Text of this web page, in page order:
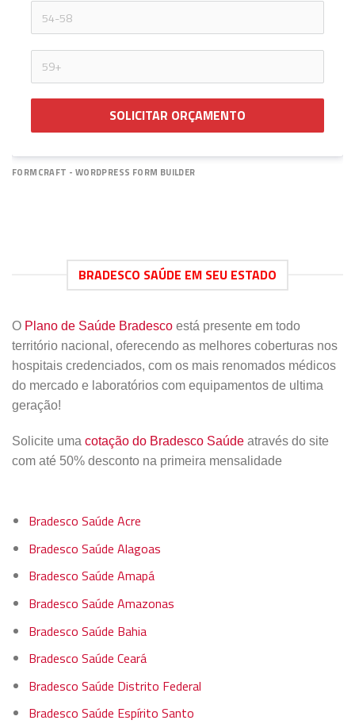
SOLICITAR ORÇAMENTO
FORMCRAFT - WORDPRESS FORM BUILDER
BRADESCO SAÚDE EM SEU ESTADO
O Plano de Saúde Bradesco está presente em todo
território nacional, oferecendo as melhores coberturas nos
hospitais credenciados, com os mais renomados médicos
do mercado e laboratórios com equipamentos de ultima
geração!
Solicite uma cotação do Bradesco Saúde através do site
com até 50% desconto na primeira mensalidade
Bradesco Saúde Acre
Bradesco Saúde Alagoas
Bradesco Saúde Amapá
Bradesco Saúde Amazonas
Bradesco Saúde Bahia
Bradesco Saúde Ceará
Bradesco Saúde Distrito Federal
Bradesco Saúde Espírito Santo